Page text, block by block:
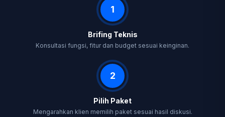
1
Brifing Teknis
Konsultasi fungsi, fitur dan budget sesuai keinginan.
2
Pilih Paket
Mengarahkan klien memilih paket sesuai hasil diskusi.